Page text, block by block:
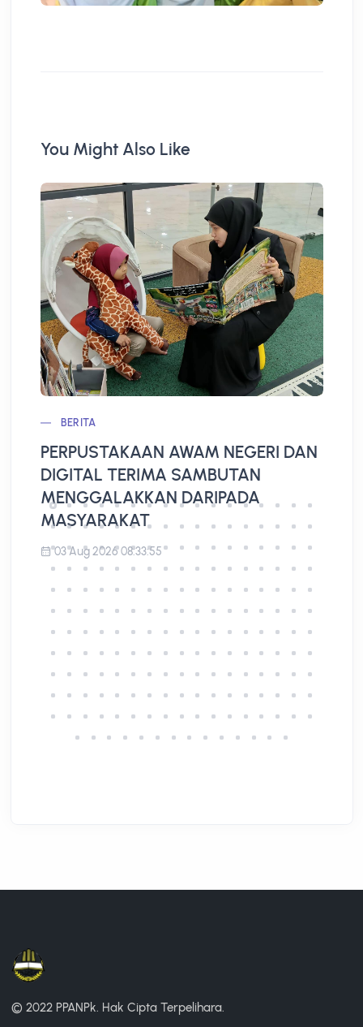
You Might Also Like
BERITA
PERPUSTAKAAN AWAM NEGERI DAN
DIGITAL TERIMA SAMBUTAN
MENGGALAKKAN DARIPADA
MASYARAKAT
03 Aug 2026 08:33:55
© 2022 PPANPk. Hak Cipta Terpelihara.